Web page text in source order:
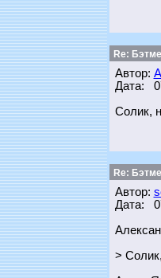
Re:
Автор:
Дата:
Солик,
Re:
Автор:
Дата:
>